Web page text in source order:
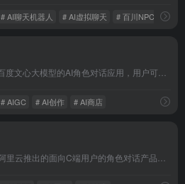
# AI聊天机器人 # AI虚拟聊天 # 百川NPC大模型
# AIGC # AI创作 # AI商店